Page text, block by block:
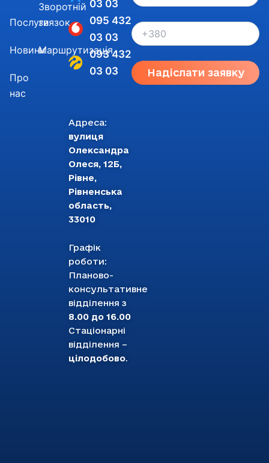
Адреса:
вулиця
Олександра
Олеся, 12Б,
Рівне,
Рівненська
область,
33010
Графік
роботи:
Планово-
консультативне
відділення з
8.00 до 16.00
Стаціонарні
відділення –
цілодобово.
03 03
095 432
03 03
093 432
03 03
Послуги
Новини
Про
нас
Зворотній
звязок
Маршрутизація
Надіслати заявку